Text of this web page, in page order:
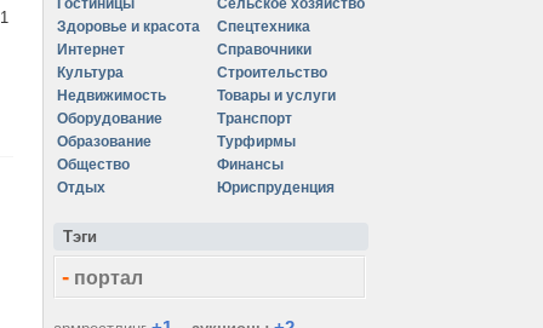
1
Гостиницы
Здоровье и красота
Интернет
Культура
Недвижимость
Оборудование
Образование
Общество
Отдых
Сельское хозяйство
Спецтехника
Справочники
Строительство
Товары и услуги
Транспорт
Турфирмы
Финансы
Юриспруденция
Тэги
- портал